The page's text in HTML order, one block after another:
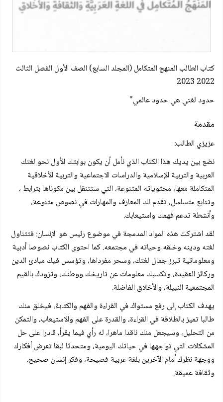
كتاب الطالب المنهج المتكامل (المجلد السابع) الصف الأول الفصل الثالث
2022 2023
حدود لغتي هي حدود عالمي"
مقدمة
عزيزي الطالب:
نضع بين يديك هذا الكتاب الذي نأمل أن يكون بوابتك الأول نحو لغتك
العربية والتربية الإسلامية والدراسات الاجتماعية والتربية الأخلاقية
المتكاملة معها، محتوياته المتنوعة، التي ستتنقل بين مكوناها بترابط ،
وتتابع متسلسل، تقدم لك المعارف والمهارات في نصوص متنوعة،
وأنشطة تدعم فهمك واستيعابك.
لقد اشتركت هذه المواد المدمجة في موضوع رئيس هو الإنسان: فتتناول
لغته ودينه وخلقه وحياته في مجتمعه. كما احتوى الكتاب نصوصا أدبية
ومعلوماتية تبرز جمال لغتك، وسحر مفرداها، وتؤسس فيك مبادئ الدين
وركائز العقيدة، وتكسبك معلومات عن تاريخك ووطنك، وتزودك بالقيم
المجتمعية النبيلة، والأخلاق الفاضلة.
يهدف الكتاب إلى رفع مستواك في القراءة والفهم والكتابة، فيخلق منك
طالبا تميز بالطلاقة في القراءة، والقدرة على الفهم والاستيعاب، والتمكن
من التحليل، وسيجعل منك ناقدا ماهرا، له رأي فيما يقرأ، قادرا على حل
المشكلات التي تواجهها في حياتك اليومية، ومتحدثا لبقا تعرض أفكارك
ووجهة نظرك أمام الآخرين بلغة عربية فصيحة، وفكر إنسان صحيح،
وثقافة عميقة.